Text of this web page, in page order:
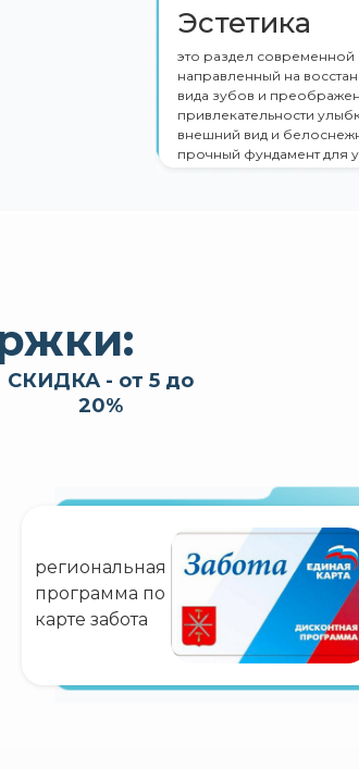
это раздел современной
направленный на
вида зубов и
привлекательности
внешний вид и
прочный фундамент для
Эстетика
:
региональная
программа по
карте забота
СКИДКА - от 5 до
20%